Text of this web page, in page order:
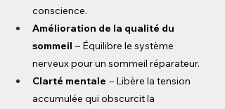
conscience.
Amélioration de la qualité du
sommeil – Équilibre le système
nerveux pour un sommeil réparateur.
Clarté mentale – Libère la tension
accumulée qui obscurcit la